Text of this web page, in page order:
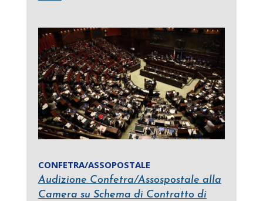
CONFETRA/ASSOPOSTALE
Audizione Confetra/Assospostale alla
Camera su Schema di Contratto di